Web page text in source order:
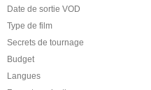
Date de sortie VOD
Type de film
Secrets de tournage
Budget
Langues